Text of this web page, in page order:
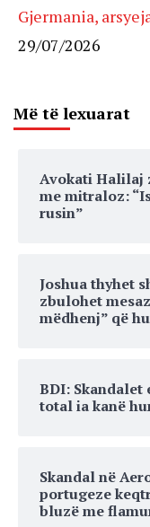
Gjermania,
29/07/2026
Më të lexuarat
Avokati Halilaj
me mitraloz:
rusin”
Joshua thyhet
zbulohet
mëdhenj” që
BDI: Skandalet
total ia kanë
Skandal në
portugeze
bluzë me